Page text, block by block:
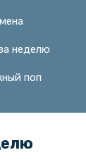
неделю
поп